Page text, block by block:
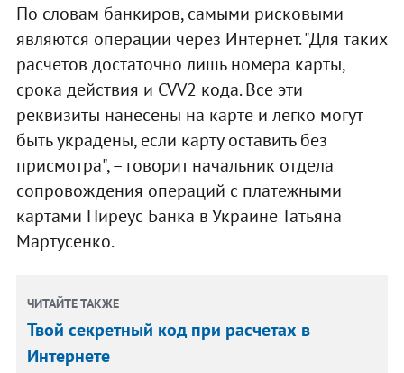
По словам банкиров, самыми рисковыми
являются операции через Интернет. "Для таких
расчетов достаточно лишь номера карты,
срока действия и CVV2 кода. Все эти
реквизиты нанесены на карте и легко могут
быть украдены, если карту оставить без
присмотра", – говорит начальник отдела
сопровождения операций с платежными
картами Пиреус Банка в Украине Татьяна
Мартусенко.
ЧИТАЙТЕ ТАКЖЕ
Твой секретный код при расчетах в
Интернете